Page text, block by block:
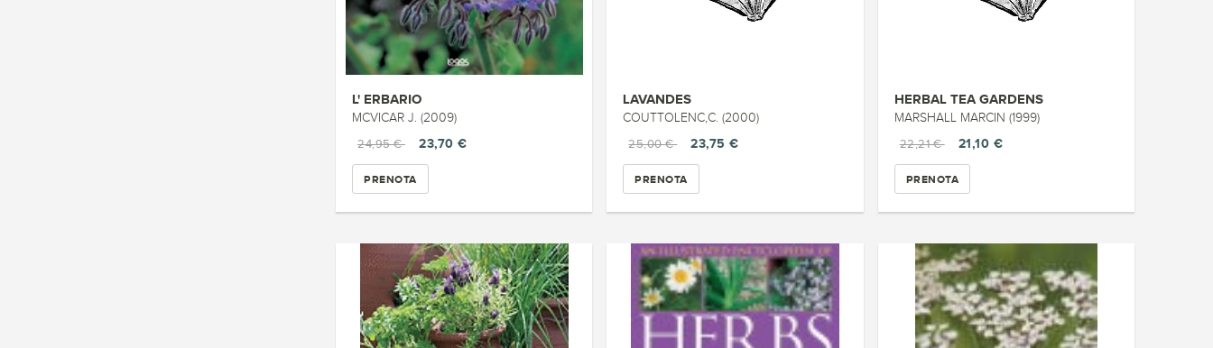
L' ERBARIO
MCVICAR J. (2009)
24,95 €
23,70 €
PRENOTA
LAVANDES
COUTTOLENC,C. (2000)
25,00 €
23,75 €
PRENOTA
HERBAL TEA GARDENS
MARSHALL MARCIN (1999)
22,21 €
21,10 €
PRENOTA